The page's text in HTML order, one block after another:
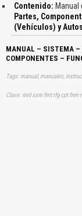
Contenido: Manual
Partes,
(Vehículos) y
MANUAL – SISTEMA –
COMPONENTES –
Clave: mnl ssm fmt rfg cpt fnm